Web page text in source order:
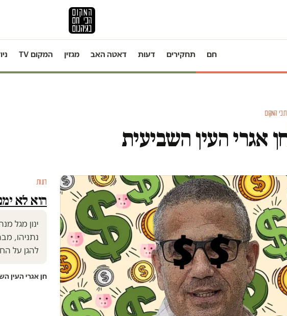
חם תחקירים דעות דאטה האב מגזין המקום TV
המקום
אגרי העין השביעית
דעות
הוא לא
ינון מגל
נתניהו,
להגן על
חן אגרי העין